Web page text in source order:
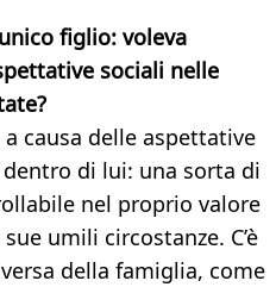
figlio: voleva
sociali nelle
causa delle aspettative
di lui: una sorta di
nel proprio valore
umili circostanze. C’è
della famiglia, come